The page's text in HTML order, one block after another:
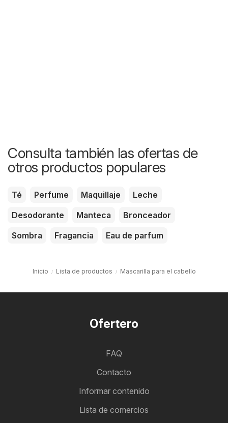
Consulta también las ofertas de
otros productos populares
Té Perfume Maquillaje
Leche
Desodorante
Manteca
Bronceador
Sombra
Fragancia Eau de parfum
Inicio Lista de productos Mascarilla para el cabello
Ofertero
FAQ
Contacto
Informar contenido
Lista de comercios